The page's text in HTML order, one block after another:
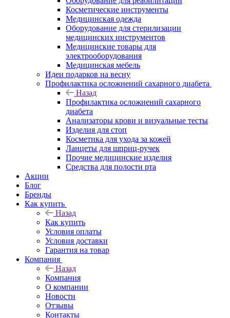
Косметические инструменты
Медицинская одежда
Оборудование для стерилизации
медицинских инструментов
Медицинские товары для
электрооборудования
Медицинская мебель
Идеи подарков на весну
Профилактика осложнений сахарного диабета
Назад
Профилактика осложнений сахарного
диабета
Анализаторы крови и визуальные тесты
Изделия для стоп
Косметика для ухода за кожей
Ланцеты для шприц-ручек
Прочие медицинские изделия
Средства для полости рта
Акции
Блог
Бренды
Как купить
Назад
Как купить
Условия оплаты
Условия доставки
Гарантия на товар
Компания
Назад
Компания
О компании
Новости
Отзывы
Контакты